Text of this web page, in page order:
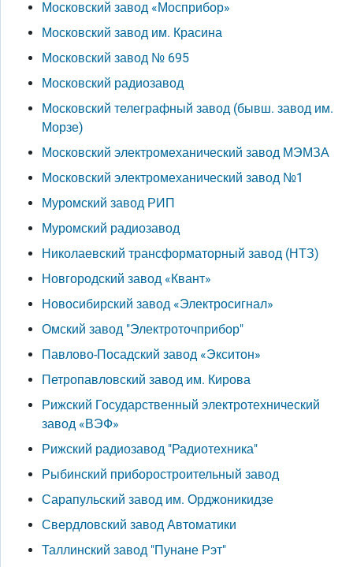
Московский завод «Мосприбор»
Московский завод им. Красина
Московский завод № 695
Московский радиозавод
Московский телеграфный завод (бывш. завод им.
Морзе)
Московский электромеханический завод МЭМЗА
Московский электромеханический завод №1
Муромский завод РИП
Муромский радиозавод
Николаевский трансформаторный завод (НТЗ)
Новгородский завод «Квант»
Новосибирский завод «Электросигнал»
Омский завод "Электроточприбор"
Павлово-Посадский завод «Экситон»
Петропавловский завод им. Кирова
Рижский Государственный электротехнический
завод «ВЭФ»
Рижский радиозавод "Радиотехника"
Рыбинский приборостроительный завод
Сарапульский завод им. Орджоникидзе
Свердловский завод Автоматики
Таллинский завод "Пунане Рэт"